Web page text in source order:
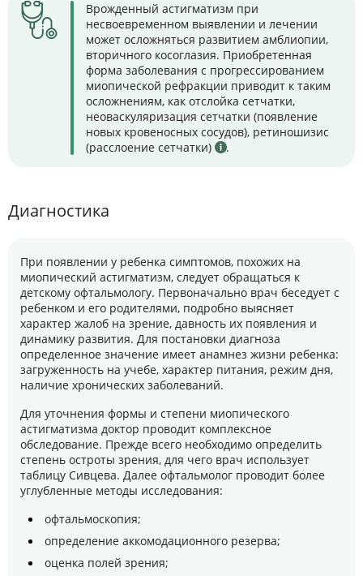
Врожденный астигматизм при
несвоевременном выявлении и лечении
может осложняться развитием амблиопии,
вторичного косоглазия. Приобретенная
форма заболевания с прогрессированием
миопической рефракции приводит к таким
осложнениям, как отслойка сетчатки,
неоваскуляризация сетчатки (появление
новых кровеносных сосудов), ретиношизис
(расслоение сетчатки)
.
Диагностика
При появлении у ребенка симптомов, похожих на
миопический астигматизм, следует обращаться к
детскому офтальмологу. Первоначально врач беседует с
ребенком и его родителями, подробно выясняет
характер жалоб на зрение, давность их появления и
динамику развития. Для постановки диагноза
определенное значение имеет анамнез жизни ребенка:
загруженность на учебе, характер питания, режим дня,
наличие хронических заболеваний.
Для уточнения формы и степени миопического
астигматизма доктор проводит комплексное
обследование. Прежде всего необходимо определить
степень остроты зрения, для чего врач использует
таблицу Сивцева. Далее офтальмолог проводит более
углубленные методы исследования:
офтальмоскопия;
определение аккомодационного резерва;
оценка полей зрения;